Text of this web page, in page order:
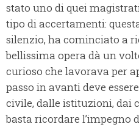
stato uno di quei
tipo di accertamenti:
silenzio, ha cominciato a
bellissima opera dà un
curioso che lavorava per
passo in avanti deve
civile, dalle istituzioni, dai
basta ricordare l’impegno